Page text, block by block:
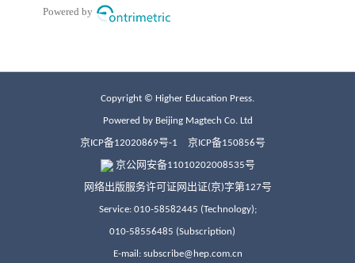
Copyright © Higher Education Press.
Powered by Beijing Magtech Co. Ltd
京ICP备12020869号-1 京ICP备150856号
京公网安备11010202008535号
网络出版服务许可证网出证(京)字第127号
Service: 010-58582445 (Technology);
010-58556485 (Subscription)
E-mail: subscribe@hep.com.cn